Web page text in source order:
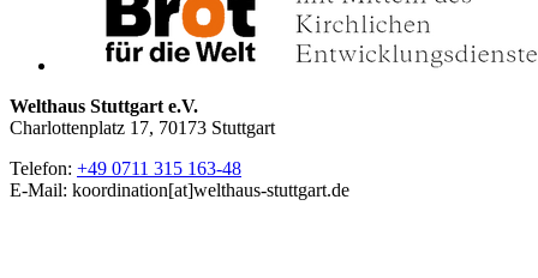
Welthaus Stuttgart e.V.
Charlottenplatz 17, 70173 Stuttgart
Telefon: +49 0711 315 163-48
E-Mail: koordination[at]welthaus-stuttgart.de